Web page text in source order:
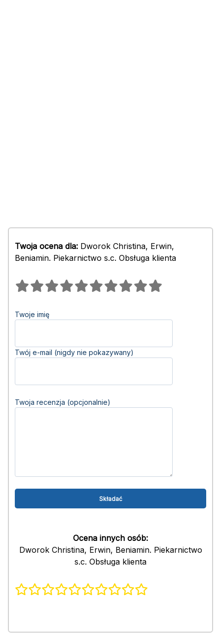
Twoja ocena dla: Dworok Christina, Erwin,
Beniamin. Piekarnictwo s.c. Obsługa klienta
Twoje imię
Twój e-mail (nigdy nie pokazywany)
Twoja recenzja (opcjonalnie)
Ocena innych osób:
Dworok Christina, Erwin, Beniamin. Piekarnictwo
s.c. Obsługa klienta